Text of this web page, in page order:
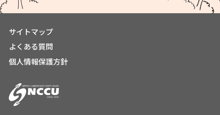
サイトマップ
よくある質問
個人情報保護方針